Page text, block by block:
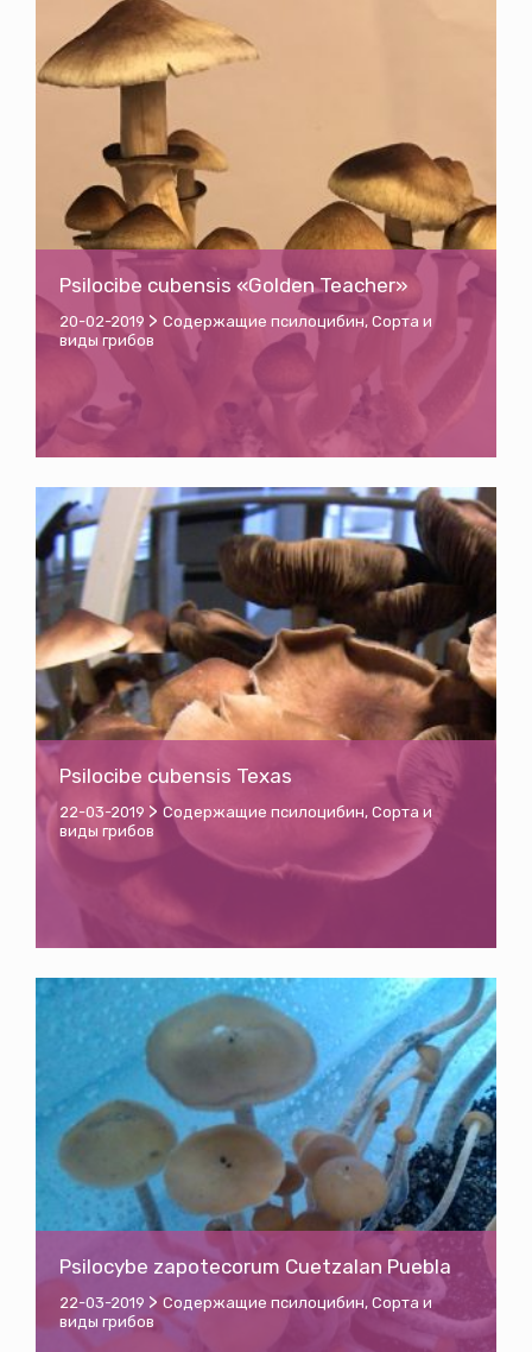
Psilocibe cubensis «Golden Teacher»
20-02-2019 > Содержащие псилоцибин, Сорта и
виды грибов
Psilocibe cubensis Texas
22-03-2019 > Содержащие псилоцибин, Сорта и
виды грибов
Psilocybe zapotecorum Cuetzalan Puebla
22-03-2019 > Содержащие псилоцибин, Сорта и
виды грибов